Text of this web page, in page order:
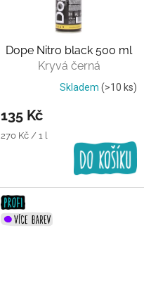
Dope Nitro black 500 ml
Kryvá černá
Skladem (>10 ks)
135 Kč
Měrná
270 Kč / 1 l